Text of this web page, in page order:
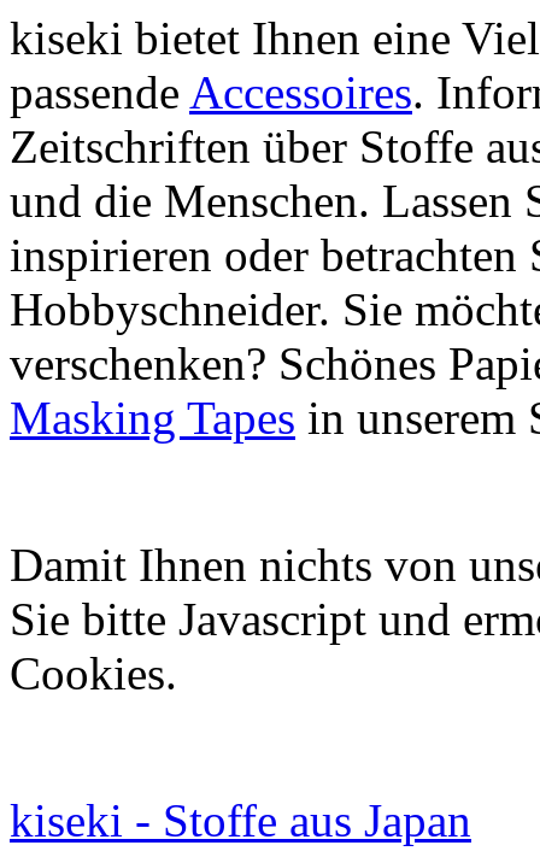
kiseki bietet Ihnen eine
passende Accessoires.
Zeitschriften über Stoffe
und die Menschen.
inspirieren oder betrachten
Hobbyschneider. Sie
verschenken? Schönes
Masking Tapes in unserem
Damit Ihnen nichts von
Sie bitte Javascript und
Cookies.
kiseki - Stoffe aus Japan